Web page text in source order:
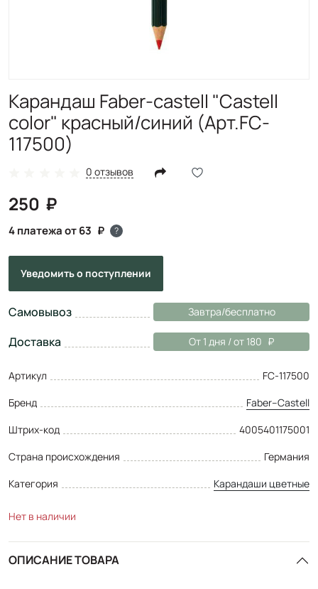
Карандаш Faber-castell "Castell
color" красный/синий (Арт.FC-
117500)
0 отзывов
250
4 платежа от 63 ?
Уведомитьо поступлении
Самовывоз Завтра/бесплатно
Доставка От 1 дня / от 180
Артикул
FC-117500
Бренд
Faber–Сastell
Штрих-код
4005401175001
Страна происхождения
Германия
Категория
Карандаши цветные
Нет в наличии
ОПИСАНИЕ ТОВАРА